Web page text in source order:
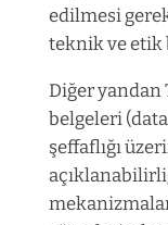
edilmesi
teknik ve etik
Diğer yandan
belgeleri
şeffaflığı